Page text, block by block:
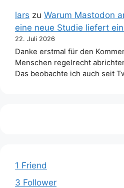
lars zu Warum Mastodon
eine neue Studie liefert
22. Juli 2026
Danke erstmal für den
Menschen regelrecht
Das beobachte ich auch seit
1 Friend
3 Follower